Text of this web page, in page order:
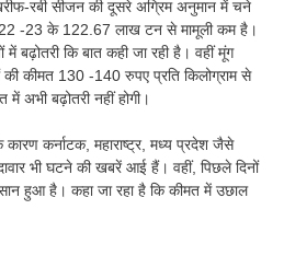
रबी सीजन की दूसरे अग्रिम अनुमान में चने
-23 के 122.67 लाख टन से मामूली कम है।
बढ़ोतरी कि बात कही जा रही है। वहीं मूंग
कीमत 130 -140 रुपए प्रति किलोग्राम से
अभी बढ़ोतरी नहीं होगी।
कारण कर्नाटक, महाराष्ट्र, मध्य प्रदेश जैसे
भी घटने की खबरें आई हैं। वहीं, पिछले दिनों
हुआ है। कहा जा रहा है कि कीमत में उछाल